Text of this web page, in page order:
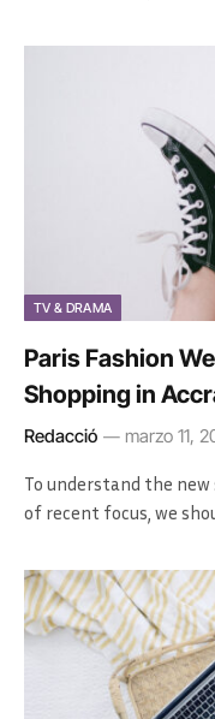
TV & DRAMA
Paris Fashion
Shopping in
Redacció marzo 11,
To understand the
of recent focus, we